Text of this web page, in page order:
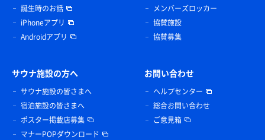
誕生時のお話
iPhoneアプリ
Androidアプリ
メンバーズロッカー
協賛施設
協賛募集
サウナ施設の方へ
サウナ施設の皆さまへ
宿泊施設の皆さまへ
ポスター掲載店募集
マナーPOPダウンロード
お問い合わせ
ヘルプセンター
総合お問い合わせ
ご意見箱